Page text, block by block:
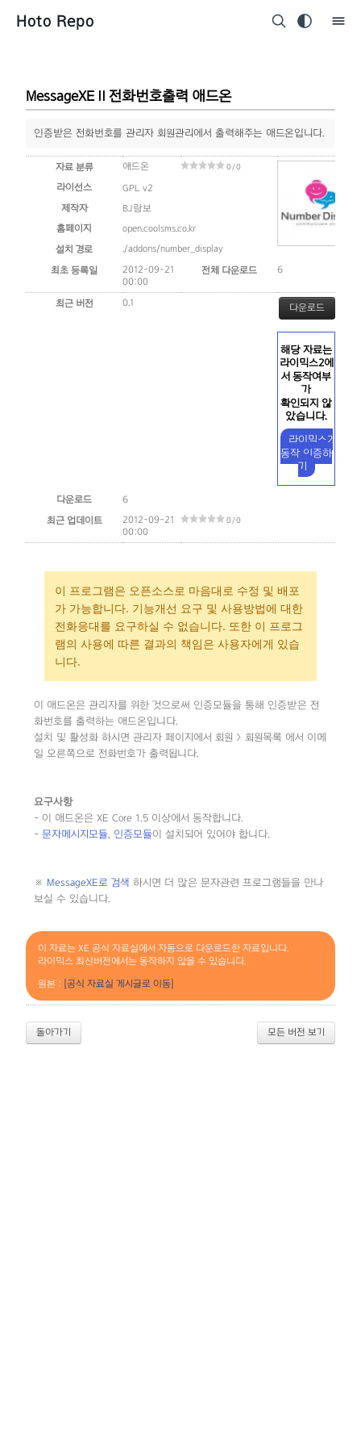
Hoto Repo
MessageXE II 전화번호출력 애드온
인증받은 전화번호를 관리자 회원관리에서 출력해주는 애드온입니다.
자료 분류 애드온 0 / 0
라이선스
GPL v2
제작자
BJ람보
홈페이지
open.coolsms.co.kr
설치 경로
./addons/number_display
최초 등록일
2012-09-21
00:00
전체 다운로드 6
최근 버전 0.1 다운로드
해당 자료는
라이믹스2에
서 동작여부
가
확인되지 않
았습니다.
라이믹스2
동작 인증하
기
다운로드
6
최근 업데이트
2012-09-21
00:00
0 / 0
이 프로그램은 오픈소스로 마음대로 수정 및 배포
가 가능합니다. 기능개선 요구 및 사용방법에 대한
전화응대를 요구하실 수 없습니다. 또한 이 프로그
램의 사용에 따른 결과의 책임은 사용자에게 있습
니다.
이 애드온은 관리자를 위한 것으로써 인증모듈을 통해 인증받은 전
화번호를 출력하는 애드온입니다.
설치 및 활성화 하시면 관리자 페이지에서 회원 > 회원목록 에서 이메
일 오른쪽으로 전화번호가 출력됩니다.
요구사항
- 이 애드온은 XE Core 1.5 이상에서 동작합니다.
- 문자메시지모듈 인증모듈이 설치되어 있어야 합니다.
※ MessageXE로 검색 하시면 더 많은 문자관련 프로그램들을 만나
보실 수 있습니다.
이 자료는 XE 공식 자료실에서 자동으로 다운로드한 자료입니다.
라이믹스 최신버전에서는 동작하지 않을 수 있습니다.
원본 : [공식 자료실 게시글로 이동]
돌아가기 모든 버전 보기